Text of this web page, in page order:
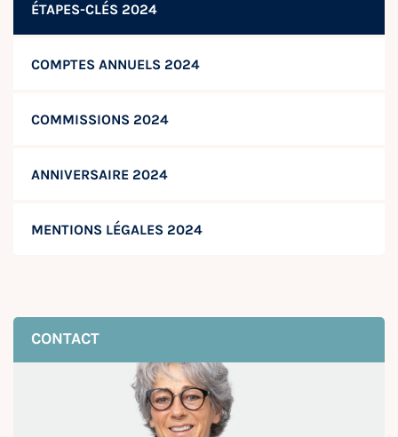
ÉTAPES-CLÉS 2024
COMPTES ANNUELS 2024
COMMISSIONS 2024
ANNIVERSAIRE 2024
MENTIONS LÉGALES 2024
CONTACT